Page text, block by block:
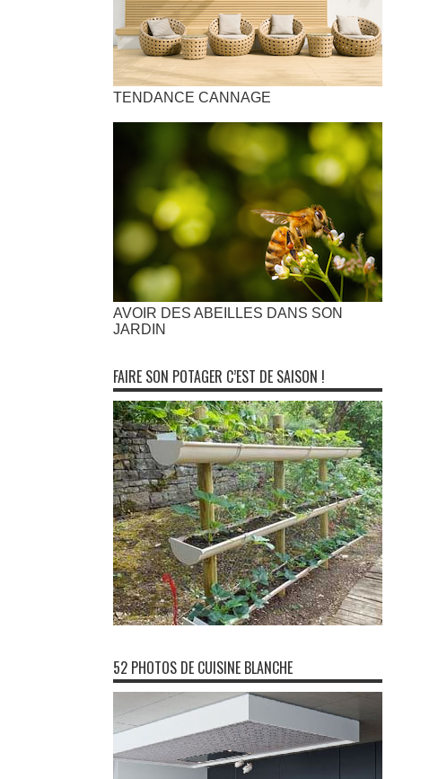
TENDANCE CANNAGE
AVOIR DES ABEILLES DANS SON
JARDIN
FAIRE SON POTAGER C’EST DE SAISON !
52 PHOTOS DE CUISINE BLANCHE